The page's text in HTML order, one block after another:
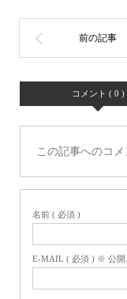
コメント ( 0 )
この記事へのコメ
名前 ( 必須 )
E-MAIL ( 必須 ) ※ 公開